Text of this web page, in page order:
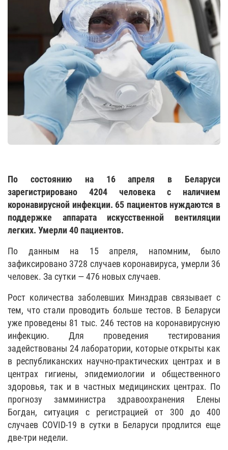
По состоянию на 16 апреля в Беларуси
зарегистрировано 4204 человека с наличием
коронавирусной инфекции. 65 пациентов нуждаются в
поддержке аппарата искусственной вентиляции
легких. Умерли 40 пациентов.
По данным на 15 апреля, напомним, было
зафиксировано 3728 случаев коронавируса, умерли 36
человек. За сутки — 476 новых случаев.
Рост количества заболевших Минздрав связывает с
тем, что стали проводить больше тестов. В Беларуси
уже проведены 81 тыс. 246 тестов на коронавирусную
инфекцию. Для проведения тестирования
задействованы 24 лаборатории, которые открыты как
в республиканских научно-практических центрах и в
центрах гигиены, эпидемиологии и общественного
здоровья, так и в частных медицинских центрах. По
прогнозу замминистра здравоохранения Елены
Богдан, ситуация с регистрацией от 300 до 400
случаев COVID-19 в сутки в Беларуси продлится еще
две-три недели.